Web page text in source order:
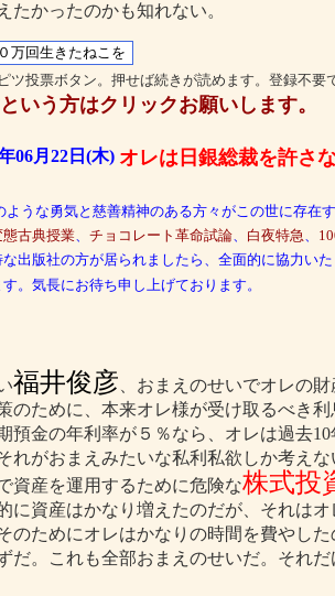
たかったのかも知れない。
ツ投票ボタン。押せば続きが読めます。登録不要
いう方はクリックお願いします。
06月22日(木) オレは日銀総裁を許さ
ような勇気と慈善精神のある方々がこの世に存在
態古典授業、 チョコレート革命試論、 白夜特急、
な出版社の方が居られましたら、全面的に協力い
。気長にお待ち申し上げております。
福井俊彦 、おまえのせいでオレの
のために、本来オレ様が受け取るべき
預金の年利率が５％なら、オレは過去
れがおまえみたいな私利私欲しか考え
資産を運用するために危険な株式投
に資産はかなり増えたのだが、それは
のためにオレはかなりの時間を費やし
だ。これも全部おまえのせいだ。それ